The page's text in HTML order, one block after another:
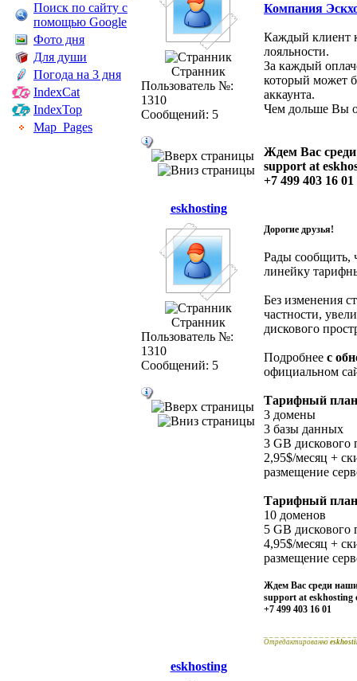
Поиск по сайту с
помощью Google
Фото дня
Для души
Погода на 3 дня
IndexCat
IndexTop
Map_Pages
Странник
Пользователь №:
1310
Сообщений: 5
Компания
Каждый клиент
лояльности.
За каждый
который может
аккаунта.
Чем дольше Вы
Ждем Вас
support at
+7 499 403 16 01
eskhosting
Странник
Пользователь №:
1310
Сообщений: 5
Дорогие друзья!
Рады сообщить,
линейку
Без изменения
частности,
дискового
Подробнее с
официальном
Тарифный
3 домены
3 базы данных
3 GB дискового
2,95$/месяц +
размещение
Тарифный
10 доменов
5 GB дискового
4,95$/месяц +
размещение
Ждем Вас среди
support at eskhosting
+7 499 403 16 01
Отредактированно
eskhosting